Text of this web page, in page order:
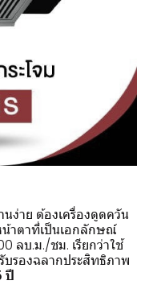
ง่าย ต้องเครื่องดูดควัน
น้าตาที่เป็นเอกลักษณ์
ลบ.ม./ชม. เรียกว่าใช้
บรองฉลากประสิทธิภาพ
ปี